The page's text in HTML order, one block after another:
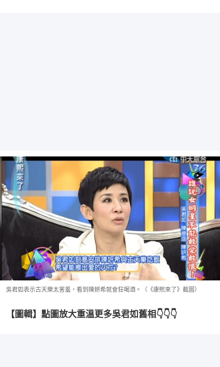
吳君如表示古天樂太害羞，看到陳妍希就會狂喝酒。（《康熙來了》截圖）
【圖輯】點圖放大重溫更多吳君如舊相👇👇👇